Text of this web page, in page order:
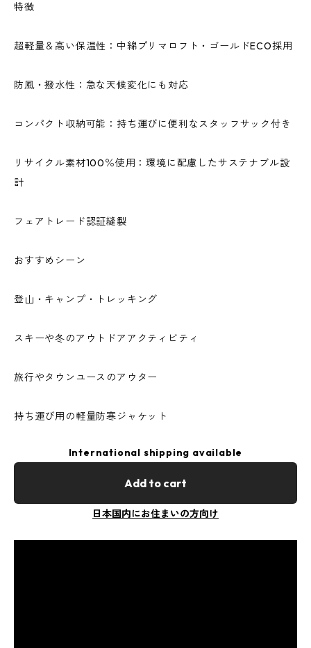
特徴
超軽量＆高い保温性：中綿プリマロフト・ゴールドECO採用
防風・撥水性：急な天候変化にも対応
コンパクト収納可能：持ち運びに便利なスタッフサック付き
リサイクル素材100％使用：環境に配慮したサステナブル設
計
フェアトレード認証縫製
おすすめシーン
登山・キャンプ・トレッキング
スキーや冬のアウトドアアクティビティ
旅行やタウンユースのアウター
持ち運び用の軽量防寒ジャケット
International shipping available
Add to cart
日本国内にお住まいの方向け